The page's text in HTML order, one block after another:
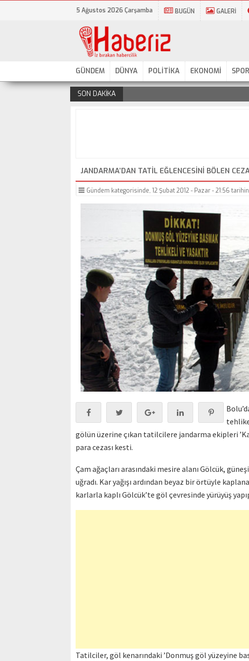
5 Ağustos 2026 Çarşamba BUGÜN GALERİ
GÜNDEM DÜNYA POLİTİKA EKONOMİ SPOR
SON DAKİKA
JANDARMA’DAN TATIL EĞLENCESINI BÖLEN
Gündem kategorisinde, 12 Şubat 2012 - Pazar - 21:56
gölün üzerine çıkan tatilcilere jandarma ekipleri
para cezası kesti.
Çam ağaçları arasındaki mesire alanı Gölcük,
uğradı. Kar yağışı ardından beyaz bir örtüyle
karlarla kaplı Gölcük’te göl çevresinde yürüyüş
Tatilciler, göl kenarındaki ’Donmuş göl yüzeyine